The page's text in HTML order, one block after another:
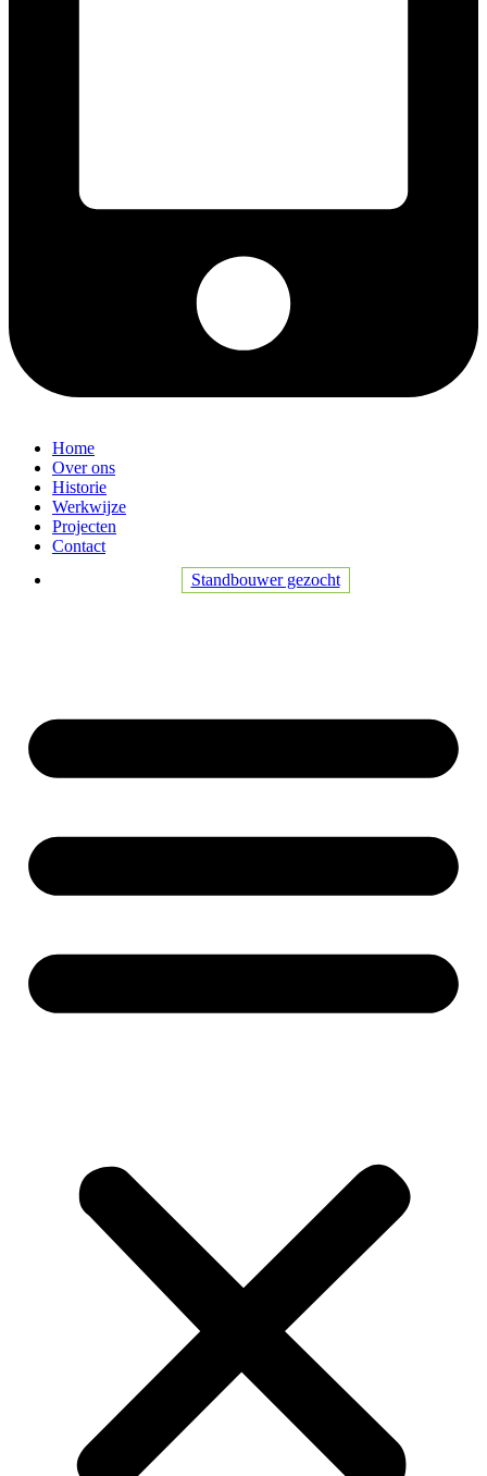
Home
Over ons
Historie
Werkwijze
Projecten
Contact
Standbouwer gezocht